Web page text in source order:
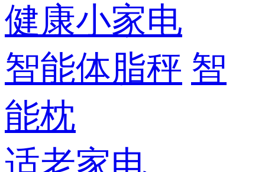
健康小家电
智能体脂秤 智
能枕
适老家电